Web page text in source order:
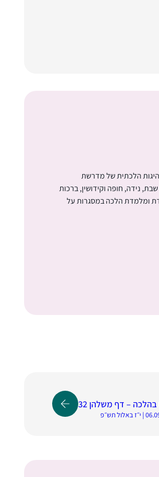
הלכתית של מדרשת
נידה, חופה וקידושין, ברכות
ומלמדת הלכה במסגרות על
– דף משלהן 32
תש״פ